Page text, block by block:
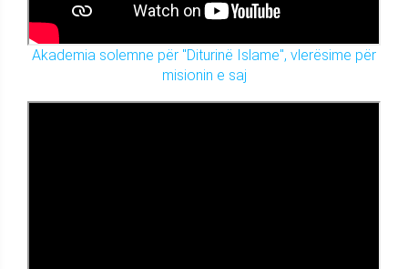
Akademia solemne për "Diturinë Islame", vlerësime për
misionin e saj